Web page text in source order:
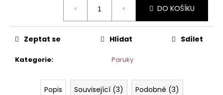
DO KOŠÍKU
Kategorie: Paruky
Zeptat se Hlídat Sdílet
Popis Související (3)
Podobné (3)